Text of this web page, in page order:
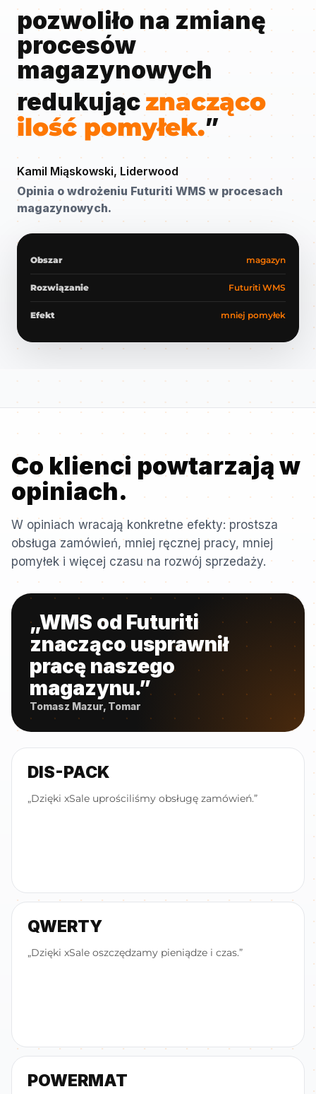
pozwoliło na zmianę
procesów
magazynowych
redukującznacząco
ilość pomyłek.”
Kamil Miąskowski, Liderwood
Opinia o wdrożeniu Futuriti WMS w procesach
magazynowych.
Obszar magazyn
Rozwiązanie Futuriti WMS
Efekt mniej pomyłek
Co klienci powtarzają w
opiniach.
W opiniach wracają konkretne efekty: prostsza
obsługa zamówień, mniej ręcznej pracy, mniej
pomyłek i więcej czasu na rozwój sprzedaży.
„WMS od Futuriti
znacząco usprawnił
pracę naszego
magazynu.”
Tomasz Mazur, Tomar
DIS-PACK
„Dzięki xSale uprościliśmy obsługę zamówień.”
QWERTY
„Dzięki xSale oszczędzamy pieniądze i czas.”
POWERMAT